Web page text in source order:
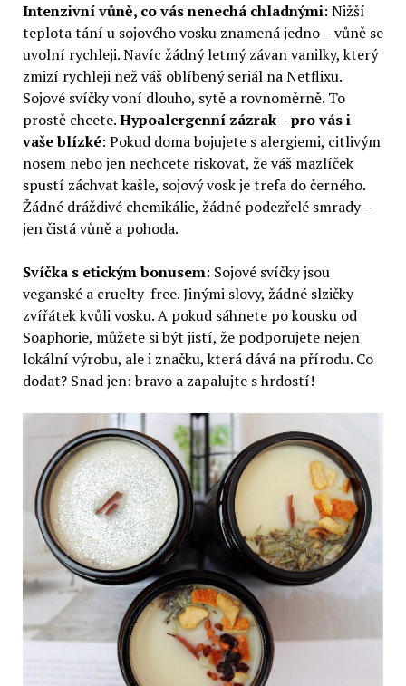
Intenzivní vůně, co vás nenechá chladnými: Nižší
teplota tání u sojového vosku znamená jedno – vůně se
uvolní rychleji. Navíc žádný letmý závan vanilky, který
zmizí rychleji než váš oblíbený seriál na Netflixu.
Sojové svíčky voní dlouho, sytě a rovnoměrně. To
prostě chcete.Hypoalergenní zázrak – pro vás i
vaše blízké: Pokud doma bojujete s alergiemi, citlivým
nosem nebo jen nechcete riskovat, že váš mazlíček
spustí záchvat kašle, sojový vosk je trefa do černého.
Žádné dráždivé chemikálie, žádné podezřelé smrady –
jen čistá vůně a pohoda.
Svíčka s etickým bonusem: Sojové svíčky jsou
veganské a cruelty-free. Jinými slovy, žádné slzičky
zvířátek kvůli vosku. A pokud sáhnete po kousku od
Soaphorie, můžete si být jistí, že podporujete nejen
lokální výrobu, ale i značku, která dává na přírodu. Co
dodat? Snad jen: bravo a zapalujte s hrdostí!